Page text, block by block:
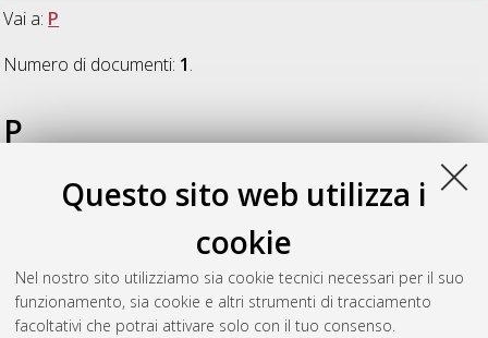
Questo sito web utilizza i
cookie
Nel nostro sito utilizziamo sia cookie tecnici necessari per il suo
funzionamento, sia cookie e altri strumenti di tracciamento
facoltativi che potrai attivare solo con il tuo consenso.
Vai a: P
Numero di documenti: 1.
P
Pizzigatti, Cesare(2022)Solutions for the conservation and
restoration of cement-based materials in XX Century
, [Dissertation thesis], Alma Mater
Studiorum Università di Bologna. Dottorato di ricerca in
Ingegneria civile, chimica, ambientale e dei materiali , 34 Ciclo.
DOI 10.48676/unibo/amsdottorato/10414.